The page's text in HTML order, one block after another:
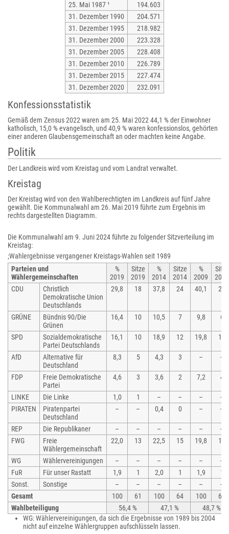
25. Mai 1987 ¹
194.603
31. Dezember 1990
204.571
31. Dezember 1995
218.982
31. Dezember 2000
223.328
31. Dezember 2005
228.408
31. Dezember 2010
226.789
31. Dezember 2015
227.474
31. Dezember 2020
232.091
Konfessionsstatistik
Gemäß dem Zensus 2022 waren am 25. Mai 2022 44,1 % der Einwohner
katholisch, 15,0 % evangelisch, und 40,9 % waren konfessionslos, gehörten
einer anderen Glaubensgemeinschaft an oder machten keine Angabe.
Politik
Der Landkreis wird vom Kreistag und vom Landrat verwaltet.
Kreistag
Der Kreistag wird von den Wahlberechtigten im Landkreis auf fünf Jahre
gewählt. Die Kommunalwahl am 26. Mai 2019 führte zum Ergebnis im
rechts dargestellten Diagramm.
Die Kommunalwahl am 9. Juni 2024 führte zu folgender Sitzverteilung im
Kreistag:
;Wahlergebnisse vergangener Kreistags-Wahlen seit 1989
Parteien und
Wählergemeinschaften
%
2019
Sitze
2019
%
2014
Sitze
2014
%
2009
Sitze
2009
CDU
Christlich
Demokratische Union
Deutschlands
29,8 18 37,8 24 40,1 28
GRÜNE
Bündnis 90/Die
Grünen
16,4 10 10,5 7 9,8 6
SPD
Sozialdemokratische
Partei Deutschlands
16,1 10 18,9 12 19,8 14
AfD
Alternative für
Deutschland
8,3 5 4,3 3 – –
FDP
Freie Demokratische
Partei
4,6 3 3,6 2 7,2 4
LINKE Die Linke 1,0 1 – – –
–
PIRATEN
Piratenpartei
Deutschland
– – 0,4 0 – –
REP Die Republikaner – – – – –
–
FWG
Freie
Wählergemeinschaft
22,0 13 22,5 15 19,8 14
WG Wählervereinigungen – – – – –
–
FuR
Für unser Rastatt 1,9 1 2,0 1 1,9
1
Sonst.
Sonstige – – – – –
–
Gesamt
100 61 100 64 100
67
Wahlbeteiligung
56,4 % 47,1 %
48,7 %
WG: Wählervereinigungen, da sich die Ergebnisse von 1989 bis 2004
nicht auf einzelne Wählergruppen aufschlüsseln lassen.